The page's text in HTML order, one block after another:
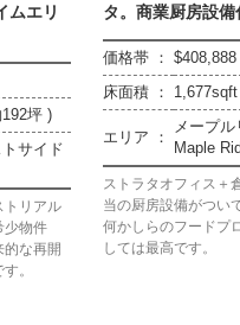
ムエリ
坪 )
サイド
トリアル
少物件
な再開
。
タ。商業厨房設備
価格帯 ： $408,888
床面積 ：
エリア ：
メープル
Maple
ストラタオフィス＋
当の厨房設備がつい
何かしらのフードプ
しては最高です。